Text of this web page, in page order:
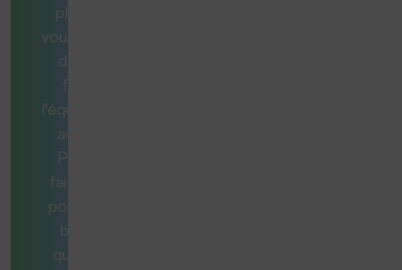
plaisir de
vous aider et
de vous
fournir
l'équipement
adéquat.
Pour ce
faire, nous
posons les
bonnes
questions